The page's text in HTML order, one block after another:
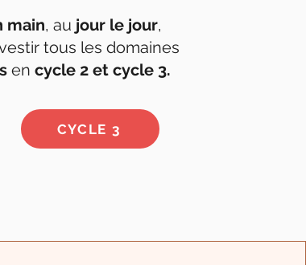
main, au jour le jour,
tous les domaines
en cycle 2 et cycle 3.
CYCLE 3